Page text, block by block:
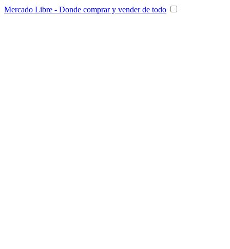
Mercado Libre - Donde comprar y vender de todo